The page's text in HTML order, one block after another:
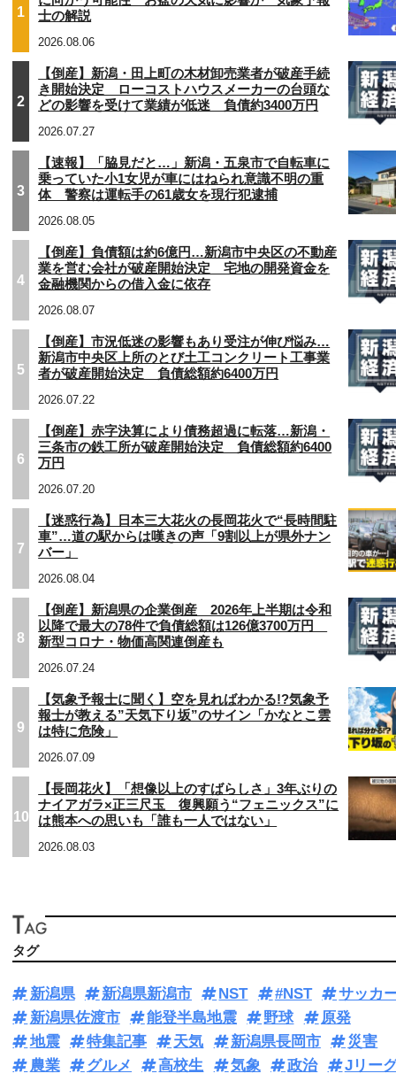
1
士の解説
2026.08.06
2
【倒産】新潟・田上町の木材卸売業者が破産手続
き開始決定 ローコストハウスメーカーの台頭な
どの影響を受けて業績が低迷 負債約3400万円
2026.07.27
3
【速報】「脇見だと…」新潟・五泉市で自転車に
乗っていた小1女児が車にはねられ意識不明の重
体 警察は運転手の61歳女を現行犯逮捕
2026.08.05
4
【倒産】負債額は約6億円…新潟市中央区の不動産
業を営む会社が破産開始決定 宅地の開発資金を
金融機関からの借入金に依存
2026.08.07
5
【倒産】市況低迷の影響もあり受注が伸び悩み…
新潟市中央区上所のとび土工コンクリート工事業
者が破産開始決定 負債総額約6400万円
2026.07.22
6
【倒産】赤字決算により債務超過に転落…新潟・
三条市の鉄工所が破産開始決定 負債総額約6400
万円
2026.07.20
7
【迷惑行為】日本三大花火の長岡花火で“長時間駐
車”…道の駅からは嘆きの声「9割以上が県外ナン
バー」
2026.08.04
8
【倒産】新潟県の企業倒産 2026年上半期は令和
以降で最大の78件で負債総額は126億3700万円
新型コロナ・物価高関連倒産も
2026.07.24
9
【気象予報士に聞く】空を見ればわかる!?気象予
報士が教える”天気下り坂”のサイン「かなとこ雲
は特に危険」
2026.07.09
10
【長岡花火】「想像以上のすばらしさ」3年ぶりの
ナイアガラ×正三尺玉 復興願う“フェニックス”に
は熊本への思いも「誰も一人ではない」
2026.08.03
タグ
新潟県 新潟県新潟市 NST #NST
サッカ
新潟県佐渡市
能登半島地震 野球
原発
地震
特集記事 天気 新潟県長岡市
災害
農業
グルメ 高校生 気象 政治 Jリー